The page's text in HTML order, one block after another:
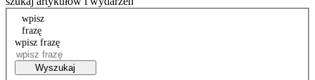
wpisz
frazę
wpisz frazę
Wyszukaj